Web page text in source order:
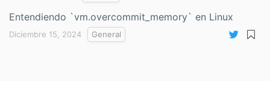
Entendiendo `vm.overcommit_memory` en Linux
Diciembre 15, 2024 General